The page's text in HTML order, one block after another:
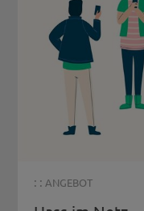
: : ANGEBOT